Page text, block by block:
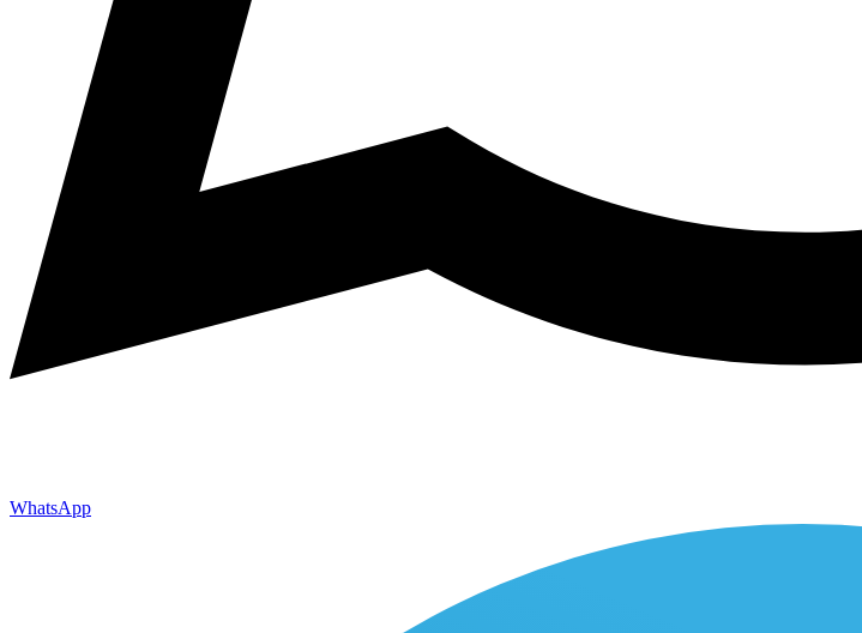
WhatsApp